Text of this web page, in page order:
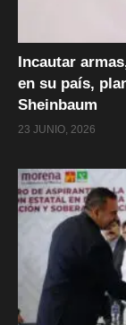
Incautar
en su país,
Sheinbaum
23 JUNIO, 2026